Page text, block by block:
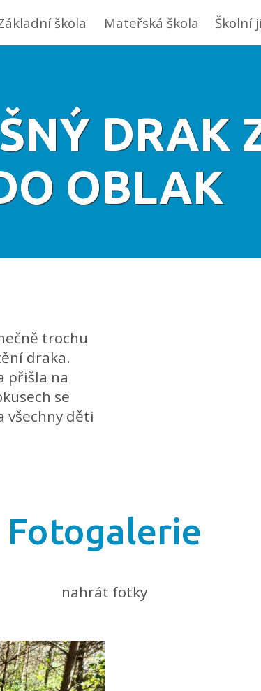
škola Mateřská škola Školní
DRAK
OBLAK
trochu
draka.
přišla na
se
všechny děti
Fotogalerie
nahrát fotky